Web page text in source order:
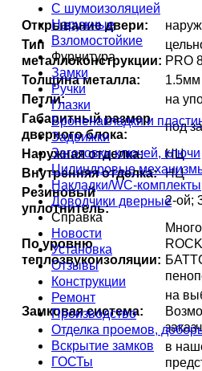
С шумоизоляцией
Наружные
Взломостойкие
Фурнитура
Замки
Ручки
Глазки
Броненакладки и
Задвижки
Заготовки ключей, ключи
Цилиндровые
Накладки/WC-комплекты
Доводчики дверные
Справка
Новости
Установка
Отзывы
Конструкции
Ремонт
Производство
Отделка проемов,
Вскрытие замков
ГОСТы
Открывание двери:
Тип
металлоконструкции: PRO
Толщина металла:
Петли:
на
Габаритный размер
дверного блока:
под
Наружная отделка:
НЦ
Внутренняя отделка: НЦ
Резиновый
уплотнитель:
2-ой;
По уровню
теплозвукоизоляции:
Замковая система:
на
в